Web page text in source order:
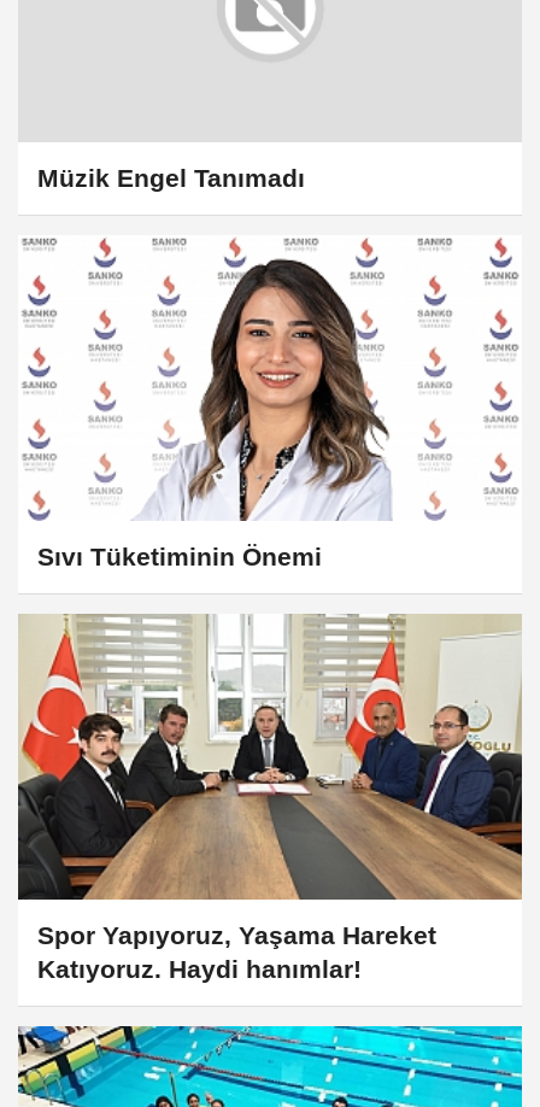
Müzik Engel Tanımadı
Sıvı Tüketiminin Önemi
Spor Yapıyoruz, Yaşama Hareket
Katıyoruz. Haydi hanımlar!